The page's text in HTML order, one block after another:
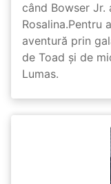
când Bowser
Rosalina.Pentru
aventură prin
de Toad și de
Lumas.